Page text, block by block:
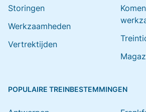
Storingen
Werkzaamheden
Vertrektijden
POPULAIRE TREINBESTEMMINGEN